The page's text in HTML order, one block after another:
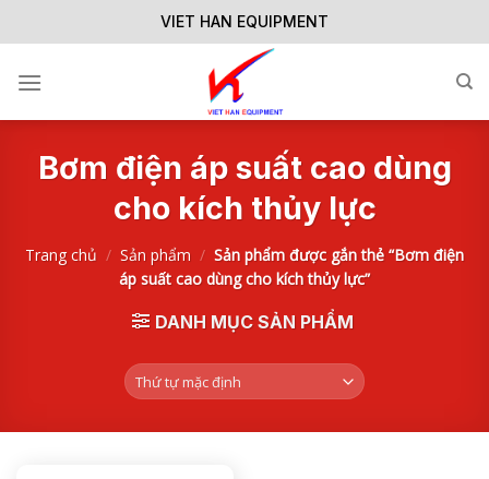
to
VIET HAN EQUIPMENT
Bơm điện áp suất cao dùng
cho kích thủy lực
Trang chủ / Sản phẩm / Sản phẩm được gắn thẻ “Bơm điện
áp suất cao dùng cho kích thủy lực”
DANH MỤC SẢN PHẨM